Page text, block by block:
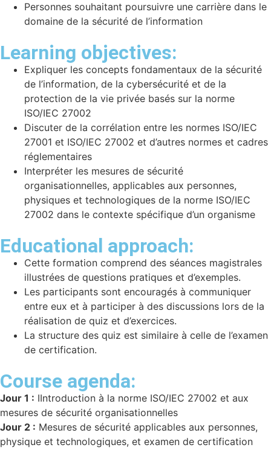
Personnes souhaitant poursuivre une carrière dans le
domaine de la sécurité de l’information
Learning objectives:
Expliquer les concepts fondamentaux de la sécurité
de l’information, de la cybersécurité et de la
protection de la vie privée basés sur la norme
ISO/IEC 27002
Discuter de la corrélation entre les normes ISO/IEC
27001 et ISO/IEC 27002 et d’autres normes et cadres
réglementaires
Interpréter les mesures de sécurité
organisationnelles, applicables aux personnes,
physiques et technologiques de la norme ISO/IEC
27002 dans le contexte spécifique d’un organisme
Educational approach:
Cette formation comprend des séances magistrales
illustrées de questions pratiques et d’exemples.
Les participants sont encouragés à communiquer
entre eux et à participer à des discussions lors de la
réalisation de quiz et d’exercices.
La structure des quiz est similaire à celle de l’examen
de certification.
Course agenda:
Jour 1 : IIntroduction à la norme ISO/IEC 27002 et aux
mesures de sécurité organisationnelles
Jour 2 : Mesures de sécurité applicables aux personnes,
physique et technologiques, et examen de certification